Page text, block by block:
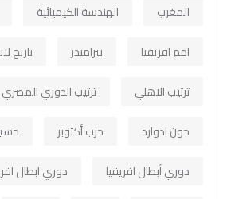
المغرب
الهندسة الكيميائية
امم افريقيا
بيراميدز
تاريخ
ترتيب الاهلي
ترتيب الدوري المصري
جون ادوارد
حرب أكتوبر
دوري أبطال افريقيا
دوري ابطال